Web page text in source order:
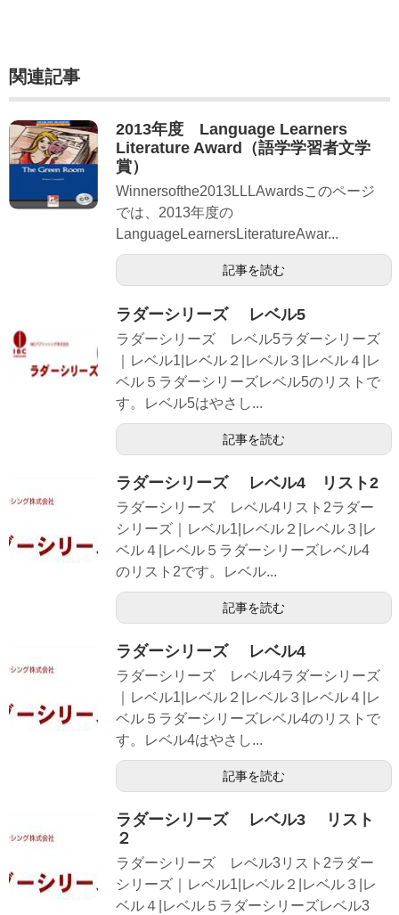
関連記事
2013年度 Language Learners
Literature Award（語学学習者文学
賞）
Winnersofthe2013LLLAwardsこのページ
では、2013年度の
LanguageLearnersLiteratureAwar...
記事を読む
ラダーシリーズ レベル5
ラダーシリーズ レベル5ラダーシリーズ
｜レベル1|レベル２|レベル３|レベル４|レ
ベル５ラダーシリーズレベル5のリストで
す。レベル5はやさし...
記事を読む
ラダーシリーズ レベル4 リスト2
ラダーシリーズ レベル4リスト2ラダー
シリーズ｜レベル1|レベル２|レベル３|レ
ベル４|レベル５ラダーシリーズレベル4
のリスト2です。レベル...
記事を読む
ラダーシリーズ レベル4
ラダーシリーズ レベル4ラダーシリーズ
｜レベル1|レベル２|レベル３|レベル４|レ
ベル５ラダーシリーズレベル4のリストで
す。レベル4はやさし...
記事を読む
ラダーシリーズ レベル3 リスト
２
ラダーシリーズ レベル3リスト2ラダー
シリーズ｜レベル1|レベル２|レベル３|レ
ベル４|レベル５ラダーシリーズレベル3